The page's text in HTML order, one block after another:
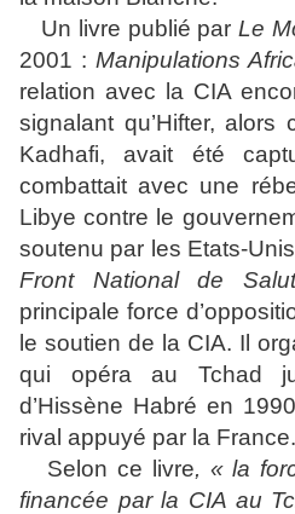
Un livre publié parLe
2001 : Manipulations
relation avec la CIA
signalant qu’Hifter, alors
Kadhafi, avait été
combattait avec une
Libye contre le
soutenu par les Etats-
Front National de
principale force
le soutien de la CIA. Il
qui opéra au Tchad
d’Hissène Habré en
rival appuyé par la France.
Selon ce livre, « la
financée par la CIA au